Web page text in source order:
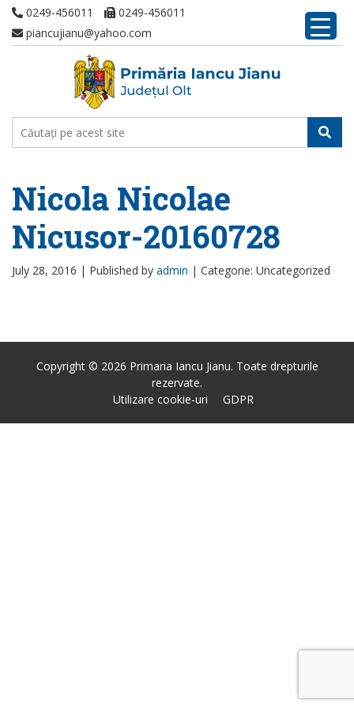
0249-456011
0249-456011
piancujianu@yahoo.com
Nicola Nicolae
Nicusor-20160728
July 28, 2016 | Published by admin | Categorie: Uncategorized
Copyright © 2026 Primaria Iancu Jianu. Toate drepturile
rezervate.
Utilizare cookie-uri
GDPR